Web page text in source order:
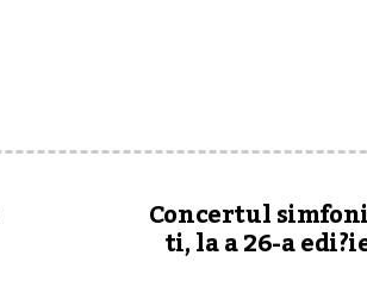
Concertul
ti, la a 26-a